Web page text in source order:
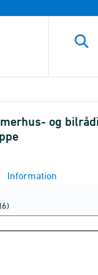
og
Information
(6)